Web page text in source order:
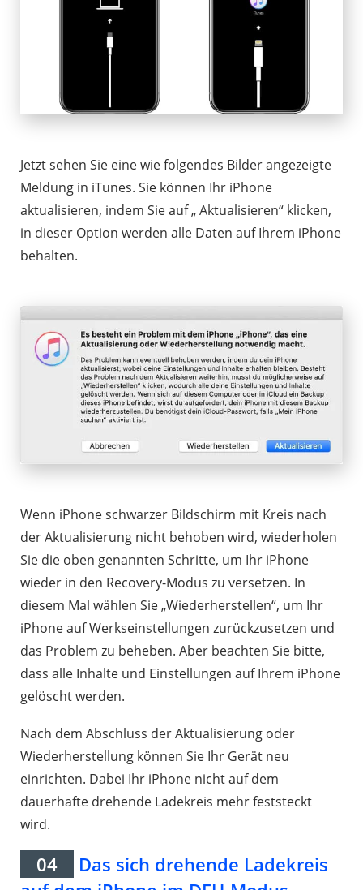
Jetzt sehen Sie eine wie folgendes Bilder angezeigte
Meldung in iTunes. Sie können Ihr iPhone
aktualisieren, indem Sie auf „ Aktualisieren“ klicken,
in dieser Option werden alle Daten auf Ihrem iPhone
behalten.
Wenn iPhone schwarzer Bildschirm mit Kreis nach
der Aktualisierung nicht behoben wird, wiederholen
Sie die oben genannten Schritte, um Ihr iPhone
wieder in den Recovery-Modus zu versetzen. In
diesem Mal wählen Sie „Wiederherstellen“, um Ihr
iPhone auf Werkseinstellungen zurückzusetzen und
das Problem zu beheben. Aber beachten Sie bitte,
dass alle Inhalte und Einstellungen auf Ihrem iPhone
gelöscht werden.
Nach dem Abschluss der Aktualisierung oder
Wiederherstellung können Sie Ihr Gerät neu
einrichten. Dabei Ihr iPhone nicht auf dem
dauerhafte drehende Ladekreis mehr feststeckt
wird.
04
Das sich drehende Ladekreis